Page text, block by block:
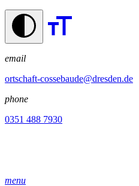
email
ortschaft-cossebaude@dresden.de
phone
0351 488 7930
menu